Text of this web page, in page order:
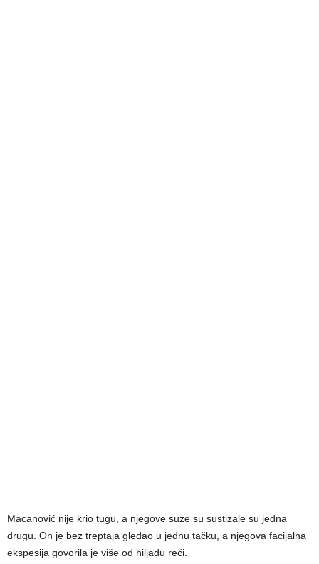
Macanović nije krio tugu, a njegove suze su sustizale su jedna
drugu. On je bez treptaja gledao u jednu tačku, a njegova facijalna
ekspesija govorila je više od hiljadu reči.